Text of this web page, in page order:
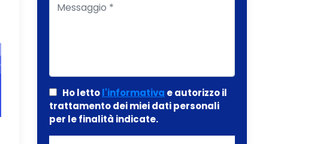
Ho lettol'informativa e autorizzo il
trattamento dei miei dati personali
per le finalità indicate.